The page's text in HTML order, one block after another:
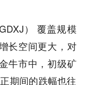
） 覆盖规模
长空间更大，对
牛市中，初级矿
期间的跌幅也往